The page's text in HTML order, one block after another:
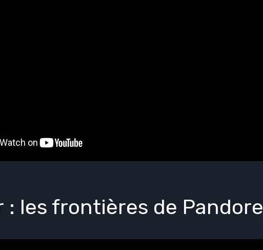
: les frontières de Pandore